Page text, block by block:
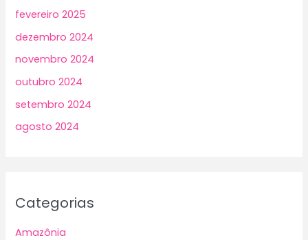
fevereiro 2025
dezembro 2024
novembro 2024
outubro 2024
setembro 2024
agosto 2024
Categorias
Amazônia